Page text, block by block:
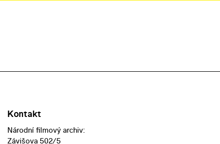
Kontakt
Národní filmový archiv:
Závišova 502/5